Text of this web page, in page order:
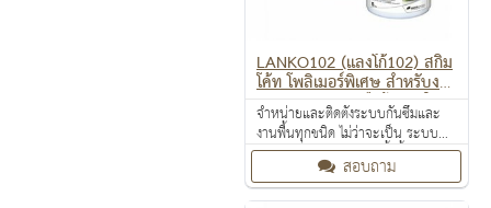
LANKO102 (แลงโก้102) สกิม
โค้ท โพลิเมอร์พิเศษ สำหรับงา
นฉาบบาง ผนังหรือฝ้าภายใน
จำหน่ายและติดตั้งระบบกันซึมและ
งานพื้นทุกชนิด ไม่ว่าจะเป็น ระบบ
งานกันซึม ระบบงานติดตั้งพื้น งาน
ป้องกันไฟลาม งานเคลือบปกป้องพื้น
ผิว งานเคลือบสารสะท้อนความร้อน
สอบถาม